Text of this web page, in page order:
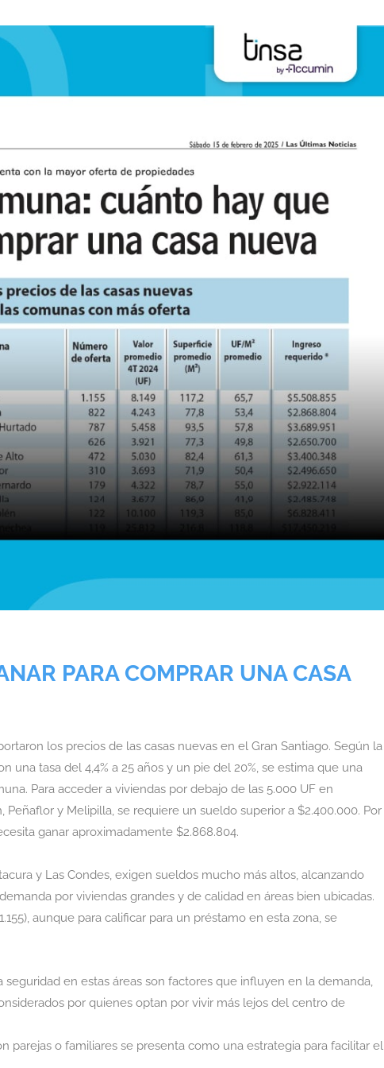
PARA COMPRAR UNA CASA
los precios de las casas nuevas en el Gran Santiago. Según la
una tasa del 4,4% a 25 años y un pie del 20%, se estima que una
Para acceder a viviendas por debajo de las 5.000 UF en
y Melipilla, se requiere un sueldo superior a $2.400.000. Por
ganar aproximadamente $2.868.804.
y Las Condes, exigen sueldos mucho más altos, alcanzando
por viviendas grandes y de calidad en áreas bien ubicadas.
aunque para calificar para un préstamo en esta zona, se
seguridad en estas áreas son factores que influyen en la demanda,
por quienes optan por vivir más lejos del centro de
parejas o familiares se presenta como una estrategia para facilitar el